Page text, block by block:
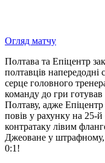
Огляд матчу
Полтава та Епіцентр
полтавців напередодні
серце головного
команду до гри
Полтаву, адже
повів у рахунку на 25-й
контратаку лівим
Джеоване у штрафному,
0:1!